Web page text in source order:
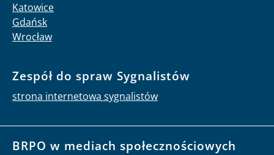
Katowice
Gdańsk
Wrocław
Zespół do spraw Sygnalistów
strona internetowa sygnalistów
BRPO w mediach społecznościowych